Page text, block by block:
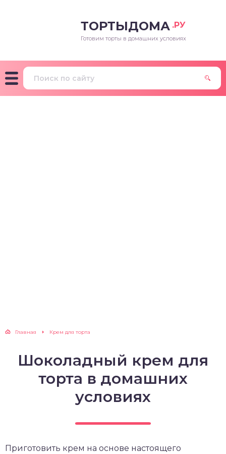
ТОРТЫДОМА .РУ
Готовим торты в домашних условиях
Главная Крем для торта
Шоколадный крем для
торта в домашних
условиях
Приготовить крем на основе настоящего